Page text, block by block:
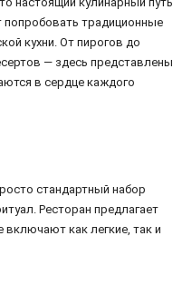
попробовать традиционные
кухни. От пирогов до
— здесь представлены
в сердце каждого
стандартный набор
Ресторан предлагает
как легкие, так и